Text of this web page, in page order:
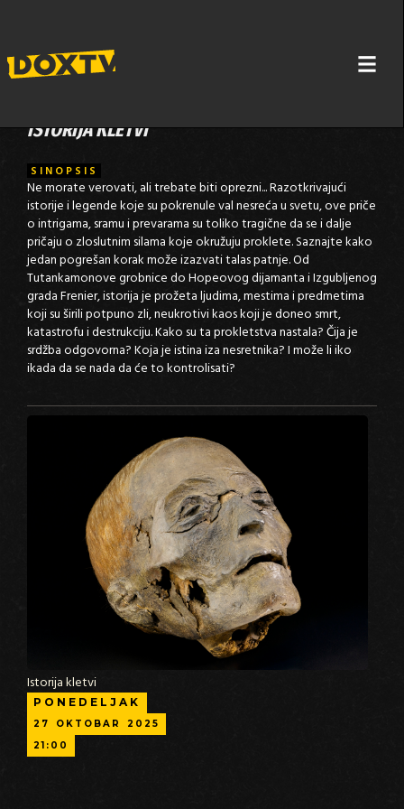
ISTORIJA KLETVI
SINOPSIS
Ne morate verovati, ali trebate biti oprezni... Razotkrivajući
istorije i legende koje su pokrenule val nesreća u svetu, ove priče
o intrigama, sramu i prevarama su toliko tragične da se i dalje
pričaju o zloslutnim silama koje okružuju proklete. Saznajte kako
jedan pogrešan korak može izazvati talas patnje. Od
Tutankamonove grobnice do Hopeovog dijamanta i Izgubljenog
grada Frenier, istorija je prožeta ljudima, mestima i predmetima
koji su širili potpuno zli, neukrotivi kaos koji je doneo smrt,
katastrofu i destrukciju. Kako su ta prokletstva nastala? Čija je
srdžba odgovorna? Koja je istina iza nesretnika? I može li iko
ikada da se nada da će to kontrolisati?
Istorija kletvi
PONEDELJAK
27 OKTOBAR
2025
21:00